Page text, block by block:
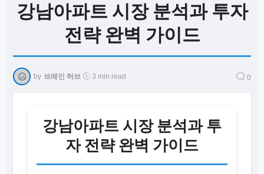
강남아파트 시장 분석과 투자
전략 완벽 가이드
by 브레인 허브 3 min read 0
강남아파트 시장 분석과 투
자 전략 완벽 가이드